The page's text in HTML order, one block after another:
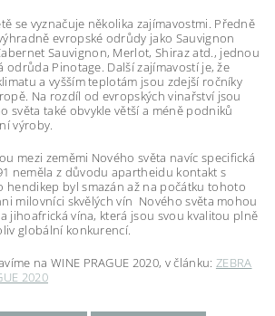
se vyznačuje několika zajímavostmi. Předně
evropské odrůdy jako Sauvignon
Sauvignon, Merlot, Shiraz atd., jednou
odrůda Pinotage. Další zajímavostí je, že
a vyšším teplotám jsou zdejší ročníky
Na rozdíl od evropských vinařství jsou
světa také obvykle větší a méně podniků
výroby.
mezi zeměmi Nového světa navíc specifická
neměla z důvodu apartheidu kontakt s
hendikep byl smazán až na počátku tohoto
milovníci skvělých vín Nového světa mohou
jihoafrická vína, která jsou svou kvalitou plně
globální konkurencí.
na WINE PRAGUE 2020, v článku: ZEBRA
2020